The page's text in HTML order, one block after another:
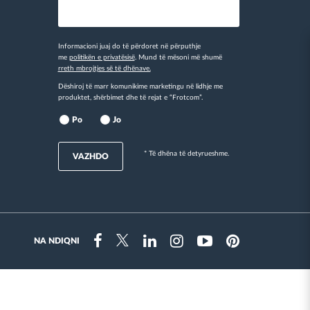
Informacioni juaj do të përdoret në përputhje
me politikën e privatësisë. Mund të mësoni më shumë
rreth mbrojtjes së të dhënave.
Dëshiroj të marr komunikime marketingu në lidhje me
produktet, shërbimet dhe të rejat e “Frotcom”.
Po Jo
VAZHDO * Të dhëna të detyrueshme.
NA NDIQNI
FacebookTwitterLinkedinInstragramYoutubePinterest